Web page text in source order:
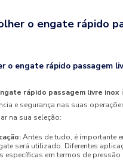
o engate rápido
o engate rápido passagem
rápido passagem livre inox
e segurança nas suas
na sua seleção:
Antes de tudo, é importante
será utilizado. Diferentes
específicas em termos de